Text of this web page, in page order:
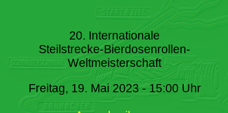
20. Internationale
Steilstrecke-Bierdosenrollen-
Weltmeisterschaft
Freitag, 19. Mai 2023 - 15:00 Uhr